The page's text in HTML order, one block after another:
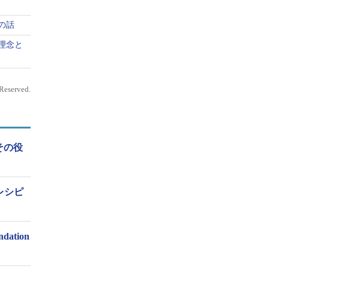
話
念と
の役
シピ